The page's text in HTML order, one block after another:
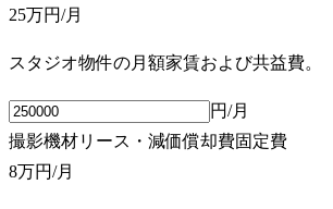
25万円/月
スタジオ物件の月額家賃および共益費。
円/月
撮影機材リース・減価償却費固定費
8万円/月